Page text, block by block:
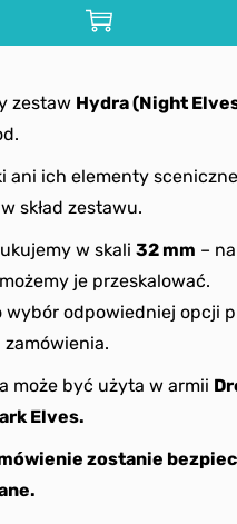
zestaw Hydra(Night
.
ani ich elementy
skład zestawu.
w skali 32 mm – na
je przeskalować.
wybór odpowiedniej opcji
zamówienia.
może być użyta w armii
Elves.
zostanie